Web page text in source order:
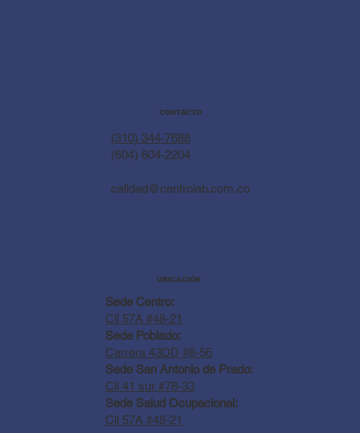
CONTACTO
(310) 344-7688
(604) 604-2204
calidad@centrolab.com.co
UBICACIÓN
Sede Centro:
Cll 57A #48-21
Sede Poblado:
Carrera 43DD #8-56
Sede San Antonio de Prado:
Cll 41 sur #78-33
Sede Salud Ocupacional:
Cll 57A #48-21